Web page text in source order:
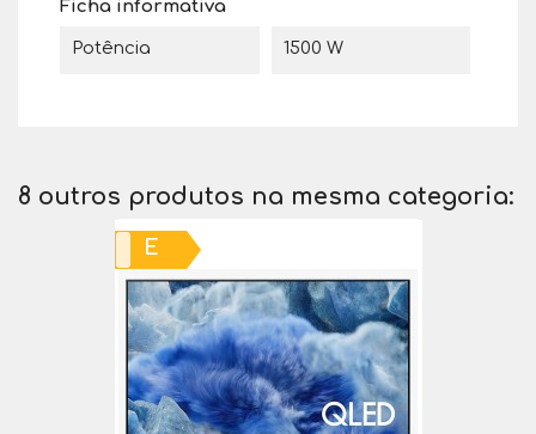
Ficha informativa
Potência 1500 W
8 outros produtos na mesma categoria:
E